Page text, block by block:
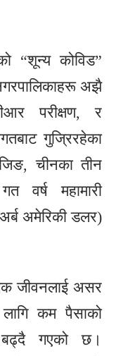
“शून्य कोविड”
अझै
परीक्षण, र
गुज्रिरहेका
चीनका तीन
वर्ष महामारी
अमेरिकी डलर)
जीवनलाई असर
लागि कम पैसाको
बढ्दै गएको छ।